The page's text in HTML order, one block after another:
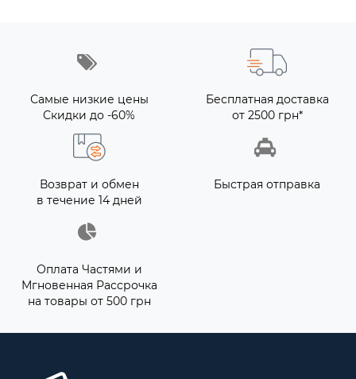
Самые низкие цены
Скидки до -60%
Бесплатная доставка
от 2500 грн*
Возврат и обмен
в течение 14 дней
Быстрая отправка
Оплата Частями и
Мгновенная Рассрочка
на товары от 500 грн